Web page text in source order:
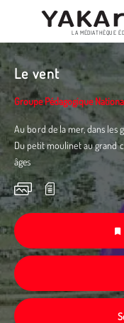
Aller
au
contenu
principal
LA MÉDIATHÈQUE
Le vent
Groupe Pédagogique National
Au bord de la mer, dans les
Du petit moulinet au grand
âges